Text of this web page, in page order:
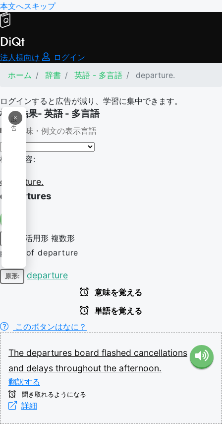
本文へスキップ
DiQt
法人様向け
ログイン
ホーム
辞書 英語 - 多言語 departure.
ログインすると広告が減り、学習に集中できます。
×
広
告
検索結果- 英語 - 多言語
意味・例文の表示言語
検索内容:
departure.
departures
活用形 複数形
plural of departure
原形: departure
意味を覚える
単語を覚える
このボタンはなに？
The departures board flashed cancellations
and delays throughout the afternoon.
翻訳する
聞き取れるようになる
詳細